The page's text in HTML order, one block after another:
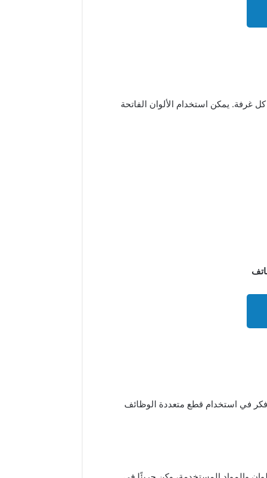
غرفة. يمكن استخدام الألوان الفاتحة
فكر في استخدام قطع متعددة الوظائف